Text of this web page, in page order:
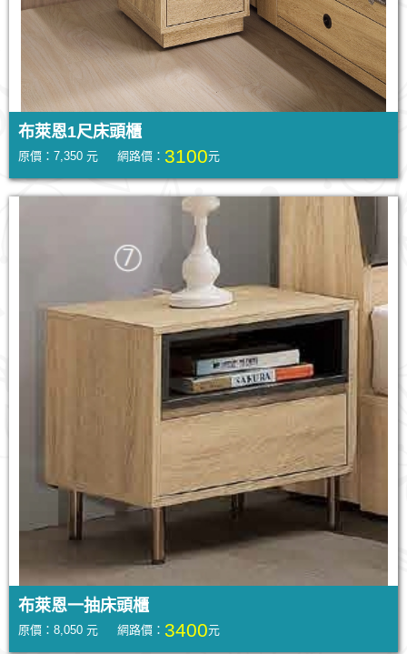
布萊恩1尺床頭櫃
原價：7,350 元 網路價： 3100元
布萊恩一抽床頭櫃
原價：8,050 元 網路價： 3400元